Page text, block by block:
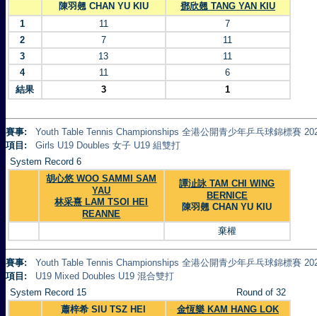
陳羽翹 CHAN YU KIU
鄧欣翹 TANG YAN KIU
1
11
7
2
7
11
3
13
11
4
11
6
結果
3 1
賽事:
Youth Table Tennis Championships 全港公開青少年乒乓球錦標賽
項目:
Girls U19 Doubles 女子 U19 組雙打
System Record 6
胡心悠 WOO SAMMI SAM
YAU
林采熹 LAM TSOI HEI
REANNE
譚沚詠 TAM CHI WING
BERNICE
陳羽翹 CHAN YU KIU
棄權
賽事:
Youth Table Tennis Championships 全港公開青少年乒乓球錦標賽
項目:
U19 Mixed Doubles U19 混合雙打
System Record 15
Round of 32
蕭梓希 SIU TSZ HEI
金恆樂 KAM HANG LOK